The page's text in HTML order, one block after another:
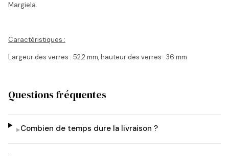
Margiela.
Caractéristiques :
Largeur des verres : 52,2 mm, hauteur des verres : 36 mm
Questions fréquentes
▸Combien de temps dure la livraison ?